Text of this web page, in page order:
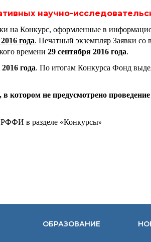
должностей
научно-
на Конкурс, оформленные в
года. Печатный экземпляр Заявки
времени 29 сентября 2016 года.
2016 года. По итогам Конкурса Фонд
котором не предусмотрено
РФФИ в разделе «Конкурсы»
ОБРАЗОВАНИЕ